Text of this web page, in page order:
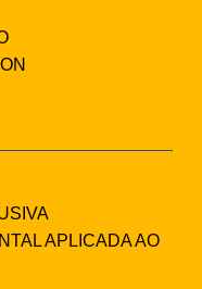
APLICADA AO